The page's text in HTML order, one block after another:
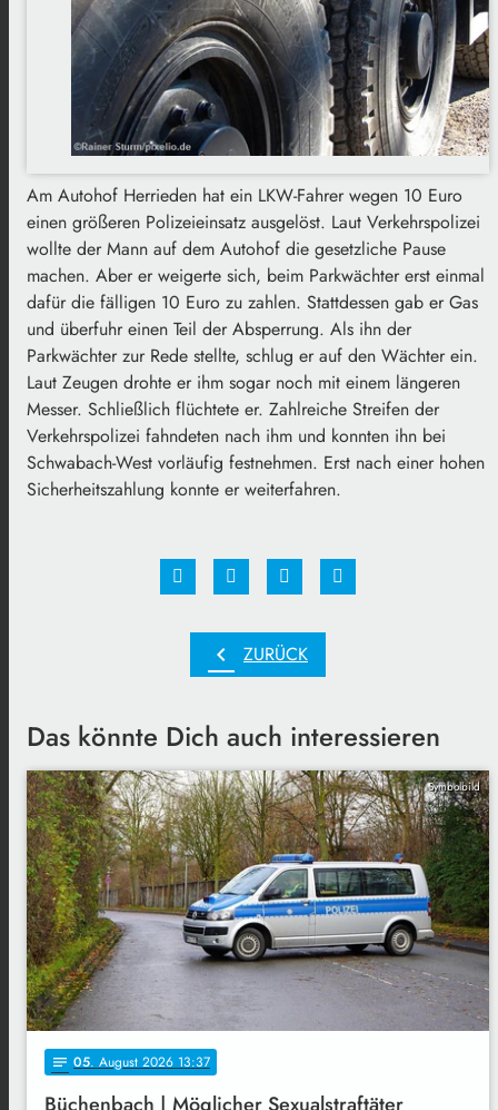
Am Autohof Herrieden hat ein LKW-Fahrer wegen 10 Euro
einen größeren Polizeieinsatz ausgelöst. Laut Verkehrspolizei
wollte der Mann auf dem Autohof die gesetzliche Pause
machen. Aber er weigerte sich, beim Parkwächter erst einmal
dafür die fälligen 10 Euro zu zahlen. Stattdessen gab er Gas
und überfuhr einen Teil der Absperrung. Als ihn der
Parkwächter zur Rede stellte, schlug er auf den Wächter ein.
Laut Zeugen drohte er ihm sogar noch mit einem längeren
Messer. Schließlich flüchtete er. Zahlreiche Streifen der
Verkehrspolizei fahndeten nach ihm und konnten ihn bei
Schwabach-West vorläufig festnehmen. Erst nach einer hohen
Sicherheitszahlung konnte er weiterfahren.
chevron_left ZURÜCK
Das könnte Dich auch interessieren
Symbolbild
notes 05. August 2026 13:37